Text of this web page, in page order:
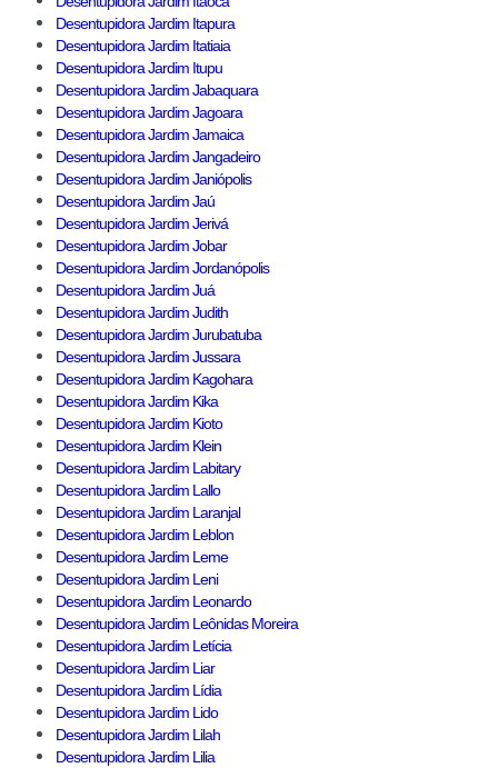
Desentupidora Jardim Itapura
Desentupidora Jardim Itatiaia
Desentupidora Jardim Itupu
Desentupidora Jardim Jabaquara
Desentupidora Jardim Jagoara
Desentupidora Jardim Jamaica
Desentupidora Jardim Jangadeiro
Desentupidora Jardim Janiópolis
Desentupidora Jardim Jaú
Desentupidora Jardim Jerivá
Desentupidora Jardim Jobar
Desentupidora Jardim Jordanópolis
Desentupidora Jardim Juá
Desentupidora Jardim Judith
Desentupidora Jardim Jurubatuba
Desentupidora Jardim Jussara
Desentupidora Jardim Kagohara
Desentupidora Jardim Kika
Desentupidora Jardim Kioto
Desentupidora Jardim Klein
Desentupidora Jardim Labitary
Desentupidora Jardim Lallo
Desentupidora Jardim Laranjal
Desentupidora Jardim Leblon
Desentupidora Jardim Leme
Desentupidora Jardim Leni
Desentupidora Jardim Leonardo
Desentupidora Jardim Leônidas Moreira
Desentupidora Jardim Letícia
Desentupidora Jardim Liar
Desentupidora Jardim Lídia
Desentupidora Jardim Lido
Desentupidora Jardim Lilah
Desentupidora Jardim Lilia